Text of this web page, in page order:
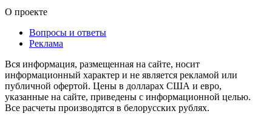
О проекте
Вопросы и ответы
Реклама
Вся информация, размещенная на сайте, носит
информационный характер и не является рекламой или
публичной офертой. Цены в долларах США и евро,
указанные на сайте, приведены с информационной целью.
Все расчеты производятся в белорусских рублях.